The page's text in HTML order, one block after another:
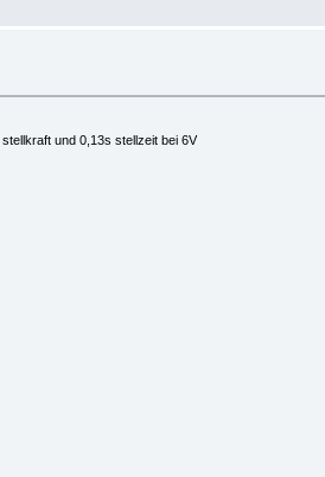
und 0,13s stellzeit bei 6V